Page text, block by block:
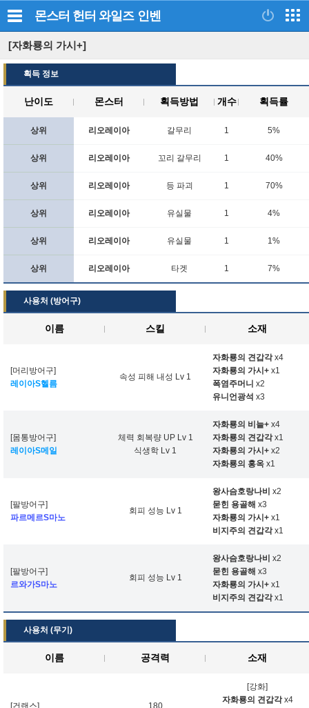
몬스터 헌터 와일즈 인벤
[자화룡의 가시+]
획득 정보
난이도 몬스터 획득방법 개수 획득률
상위 리오레이아 갈무리 1 5%
상위 리오레이아 꼬리 갈무리 1 40%
상위 리오레이아 등 파괴 1 70%
상위 리오레이아 유실물 1 4%
상위 리오레이아 유실물 1 1%
상위 리오레이아 타겟 1 7%
사용처 (방어구)
이름 스킬 소재
[머리방어구]
레이아S헬름
속성 피해 내성 Lv 1
자화룡의 견갑각x4
자화룡의 가시+ x1
폭염주머니 x2
유니언광석 x3
[몸통방어구]
레이아S메일
체력 회복량 UP Lv 1
식생학 Lv 1
자화룡의 비늘+ x4
자화룡의 견갑각x1
자화룡의 가시+ x2
자화룡의 홍옥 x1
[팔방어구]
파르메르S마노
회피 성능 Lv 1
왕사슴호랑나비 x2
묻힌 용골해 x3
자화룡의 가시+ x1
비지주의 견갑각x1
[팔방어구]
르와가S마노
회피 성능 Lv 1
왕사슴호랑나비 x2
묻힌 용골해 x3
자화룡의 가시+ x1
비지주의 견갑각x1
사용처 (무기)
이름 공격력 소재
[건랜스]
180
[강화]
자화룡의 견갑각x4